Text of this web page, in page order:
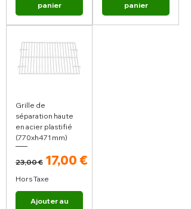
panier
panier
Grille de
séparation haute
en acier plastifié
(770xh471 mm)
Prix original
23,00 € Prix promotionnel
17,00 €
Hors Taxe
Ajouter au